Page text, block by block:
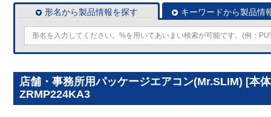
形名から製品情報を探す キーワードから製品情
店舗・事務所用パッケージエアコン(Mr.SLIM) [本
ZRMP224KA3